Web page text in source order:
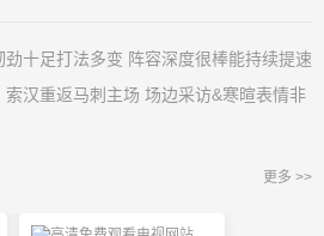
劲十足打法多变 阵容深度很棒能持续提速
汉重返马刺主场 场边采访&寒暄表情非
更多 >>